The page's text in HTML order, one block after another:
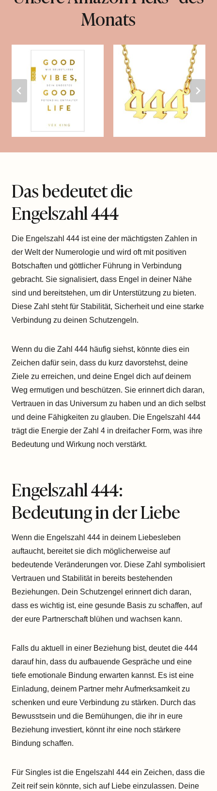
Monats
Das bedeutet die
Engelszahl 444
Die Engelszahl 444 ist eine der mächtigsten Zahlen in
der Welt der Numerologie und wird oft mit positiven
Botschaften und göttlicher Führung in Verbindung
gebracht. Sie signalisiert, dass Engel in deiner Nähe
sind und bereitstehen, um dir Unterstützung zu bieten.
Diese Zahl steht für Stabilität, Sicherheit und eine starke
Verbindung zu deinen Schutzengeln.
Wenn du die Zahl 444 häufig siehst, könnte dies ein
Zeichen dafür sein, dass du kurz davorstehst, deine
Ziele zu erreichen, und deine Engel dich auf deinem
Weg ermutigen und beschützen. Sie erinnert dich daran,
Vertrauen in das Universum zu haben und an dich selbst
und deine Fähigkeiten zu glauben. Die Engelszahl 444
trägt die Energie der Zahl 4 in dreifacher Form, was ihre
Bedeutung und Wirkung noch verstärkt.
Engelszahl 444:
Bedeutung in der Liebe
Wenn die Engelszahl 444 in deinem Liebesleben
auftaucht, bereitet sie dich möglicherweise auf
bedeutende Veränderungen vor. Diese Zahl symbolisiert
Vertrauen und Stabilität in bereits bestehenden
Beziehungen. Dein Schutzengel erinnert dich daran,
dass es wichtig ist, eine gesunde Basis zu schaffen, auf
der eure Partnerschaft blühen und wachsen kann.
Falls du aktuell in einer Beziehung bist, deutet die 444
darauf hin, dass du aufbauende Gespräche und eine
tiefe emotionale Bindung erwarten kannst. Es ist eine
Einladung, deinem Partner mehr Aufmerksamkeit zu
schenken und eure Verbindung zu stärken. Durch das
Bewusstsein und die Bemühungen, die ihr in eure
Beziehung investiert, könnt ihr eine noch stärkere
Bindung schaffen.
Für Singles ist die Engelszahl 444 ein Zeichen, dass die
Zeit reif sein könnte, sich auf Liebe einzulassen. Deine